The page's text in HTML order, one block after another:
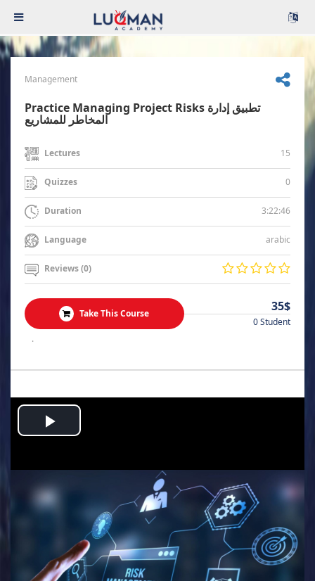
Management
Practice Managing Project Risks تطبيق إدارة
المخاطر للمشاريع
Lectures 15
Quizzes 0
Duration 3:22:46
Language arabic
Reviews (0)
Take This Course 35$
0 Student
.
Play
Video